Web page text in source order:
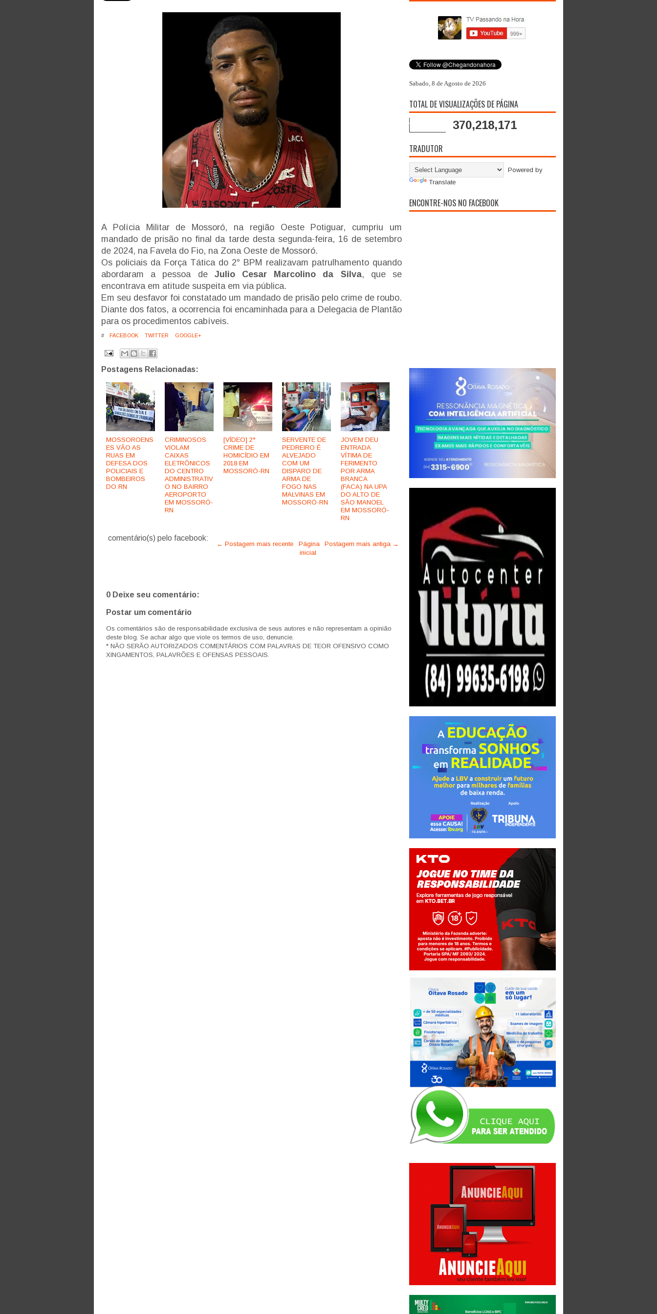
A Polícia Militar de Mossoró, na região Oeste Potiguar, cumpriu um
mandado de prisão no final da tarde desta segunda-feira, 16 de setembro
de 2024, na Favela do Fio, na Zona Oeste de Mossoró.
Os policiais da Força Tática do 2° BPM realizavam patrulhamento quando
abordaram a pessoa de Julio Cesar Marcolino da Silva, que se
encontrava em atitude suspeita em via pública.
Em seu desfavor foi constatado um mandado de prisão pelo crime de roubo.
Diante dos fatos, a ocorrencia foi encaminhada para a Delegacia de Plantão
para os procedimentos cabíveis.
# FACEBOOK TWITTER GOOGLE+
Postagens Relacionadas:
MOSSOROENS
ES VÃO AS
RUAS EM
DEFESA DOS
POLICIAIS E
BOMBEIROS
DO RN
CRIMINOSOS
VIOLAM
CAIXAS
ELETRÔNICOS
DO CENTRO
ADMINISTRATIV
O NO BAIRRO
AEROPORTO
EM MOSSORÓ-
RN
[VÍDEO] 2°
CRIME DE
HOMICÍDIO EM
2018 EM
MOSSORÓ-RN
SERVENTE DE
PEDREIRO É
ALVEJADO
COM UM
DISPARO DE
ARMA DE
FOGO NAS
MALVINAS EM
MOSSORÓ-RN
JOVEM DEU
ENTRADA
VÍTIMA DE
FERIMENTO
POR ARMA
BRANCA
(FACA) NA UPA
DO ALTO DE
SÃO MANOEL
EM MOSSORÓ-
RN
comentário(s) pelo facebook:
← Postagem mais recente Postagem mais antiga →
Página
inicial
0 Deixe seu comentário:
Postar um comentário
Os comentários são de responsabilidade exclusiva de seus autores e não representam a opinião
deste blog. Se achar algo que viole os termos de uso, denuncie.
* NÃO SERÃO AUTORIZADOS COMENTÁRIOS COM PALAVRAS DE TEOR OFENSIVO COMO
XINGAMENTOS, PALAVRÕES E OFENSAS PESSOAIS.
Sabado, 8 de Agosto de 2026
TOTAL DE VISUALIZAÇÕES DE PÁGINA
370,218,171
TRADUTOR
Powered by
Translate
ENCONTRE-NOS NO FACEBOOK
Jogue com responsabilidade. 18+